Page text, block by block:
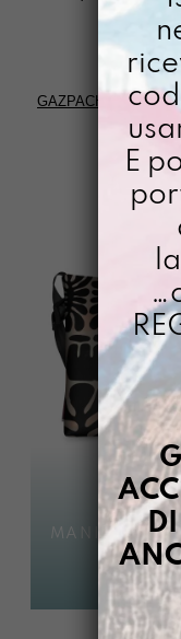
GAZPACHO >
MANICONA
€95,00
E